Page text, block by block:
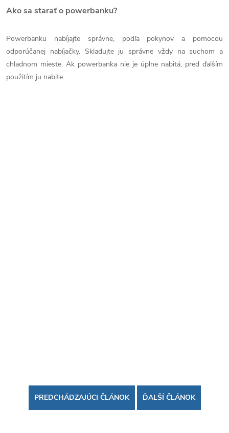
Ako sa starať o powerbanku?
Powerbanku nabíjajte správne, podľa pokynov a pomocou
odporúčanej nabíjačky. Skladujte ju správne vždy na suchom a
chladnom mieste. Ak powerbanka nie je úplne nabitá, pred ďalším
použitím ju nabite.
PREDCHÁDZAJÚCI ČLÁNOK ĎALŠÍ ČLÁNOK